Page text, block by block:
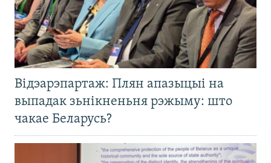
Відэарэпартаж: Плян апазыцыі на
выпадак зьнікненьня рэжыму: што
чакае Беларусь?